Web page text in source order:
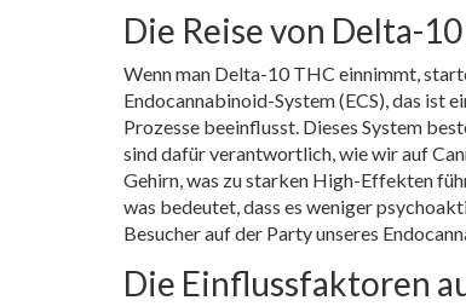
Die Reise von Delta-
Wenn man Delta-10 THC einnimmt,
Endocannabinoid-System (ECS), das ist
Prozesse beeinflusst. Dieses System
sind dafür verantwortlich, wie wir auf
Gehirn, was zu starken High-Effekten
was bedeutet, dass es weniger
Besucher auf der Party unseres
Die Einflussfaktoren